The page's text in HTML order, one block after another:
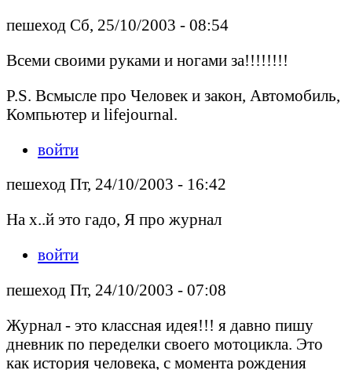
пешеход Сб, 25/10/2003 - 08:54
Всеми своими руками и ногами за!!!!!!!!
P.S. Всмысле про Человек и закон, Автомобиль,
Компьютер и lifejournal.
войти
пешеход Пт, 24/10/2003 - 16:42
На х..й это гадо, Я про журнал
войти
пешеход Пт, 24/10/2003 - 07:08
Журнал - это классная идея!!! я давно пишу
дневник по переделки своего мотоцикла. Это
как история человека, с момента рождения